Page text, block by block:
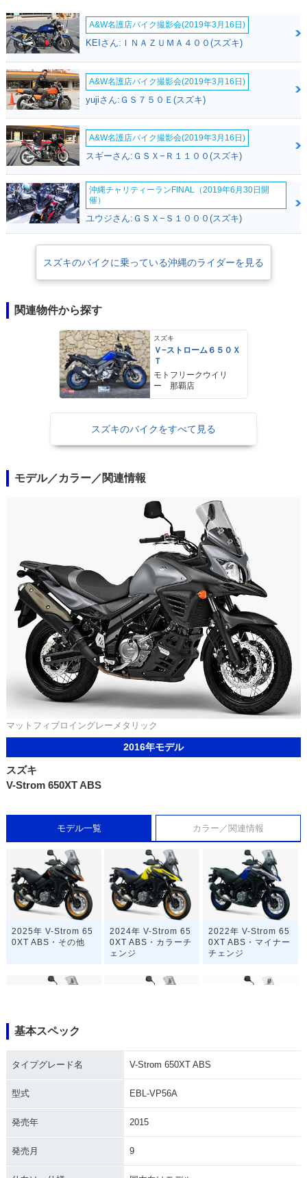
A&W名護店バイク撮影会(2019年3月16日)
KEIさん:ＩＮＡＺＵＭＡ４００(スズキ)
A&W名護店バイク撮影会(2019年3月16日)
yujiさん:ＧＳ７５０Ｅ(スズキ)
A&W名護店バイク撮影会(2019年3月16日)
スギーさん:ＧＳＸ−Ｒ１１００(スズキ)
沖縄チャリティーランFINAL（2019年6月30日開
催）
ユウジさん:ＧＳＸ−Ｓ１０００(スズキ)
スズキのバイクに乗っている沖縄のライダーを見る
関連物件から探す
スズキ
Ｖ−ストローム６５０Ｘ
Ｔ
モトフリークウイリ
ー 那覇店
スズキのバイクをすべて見る
モデル／カラー／関連情報
マットフィブロイングレーメタリック
2016年モデル
スズキ
V-Strom 650XT ABS
モデル一覧 カラー／関連情報
2025年 V-Strom 65
0XT ABS・その他
2024年 V-Strom 65
0XT ABS・カラーチ
ェンジ
2022年 V-Strom 65
0XT ABS・マイナー
チェンジ
0XT ABS・カラーチ
0XT ABS・カラーチ
0XT ABS・カラーチ
基本スペック
タイプグレード名 V-Strom 650XT ABS
型式 EBL-VP56A
発売年 2015
発売月 9